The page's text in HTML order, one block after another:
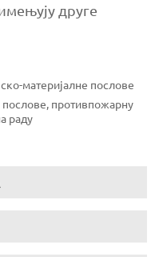
друге
материјалне послове
противпожарну
раду